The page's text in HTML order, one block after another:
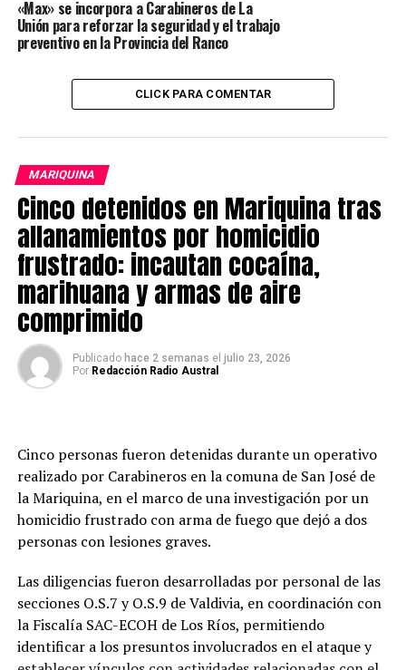
Post Views: 171
Ocho detenidos en operativo antidrogas en Valdivia: se
Fiscalía activa equipo ECOH por homicidio frustrado en
Villa Los Ediles de Valdivia
Redacción Radio Austral
«Max» se incorpora a Carabineros de La
Unión para reforzar la seguridad y el trabajo
preventivo en la Provincia del Ranco
CLICK PARA COMENTAR
MARIQUINA
Cinco detenidos en Mariquina tras
allanamientos por homicidio
frustrado: incautan cocaína,
marihuana y armas de aire
comprimido
Publicado hace 2 semanas el julio 23, 2026
Por Redacción Radio Austral
Cinco personas fueron detenidas durante un operativo
realizado por Carabineros en la comuna de San José de
la Mariquina, en el marco de una investigación por un
homicidio frustrado con arma de fuego que dejó a dos
personas con lesiones graves.
Las diligencias fueron desarrolladas por personal de las
secciones O.S.7 y O.S.9 de Valdivia, en coordinación con
la Fiscalía SAC-ECOH de Los Ríos, permitiendo
identificar a los presuntos involucrados en el ataque y